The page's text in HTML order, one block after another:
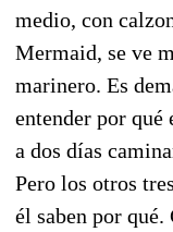
medio, con
Mermaid, se ve
marinero. Es
entender por qué
a dos días
Pero los otros
él saben por